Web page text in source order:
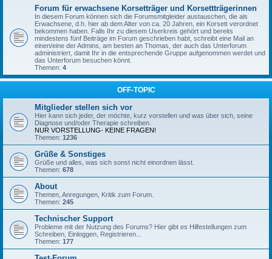
Forum für erwachsene Korsetträger und Korsettträgerinnen
In diesem Forum können sich die Forumsmitgleider austauschen, die als
Erwachsene, d.h. hier ab dem Alter von ca. 20 Jahren, ein Korsett verordnet
bekommen haben. Falls Ihr zu diesem Userkreis gehört und bereits
mindestens fünf Beiträge im Forum geschrieben habt, schreibt eine Mail an
einen/eine der Admins, am besten an Thomas, der auch das Unterforum
administriert, damit Ihr in die entsprechende Gruppe aufgenommen werdet und
das Unterforum besuchen könnt.
Themen: 4
OFF-TOPIC
Mitglieder stellen sich vor
Hier kann sich jeder, der möchte, kurz vorstellen und was über sich, seine
Diagnose und/oder Therapie schreiben.
NUR VORSTELLUNG- KEINE FRAGEN!
Themen: 1236
Grüße & Sonstiges
Grüße und alles, was sich sonst nicht einordnen lässt.
Themen: 678
About
Themen, Anregungen, Kritik zum Forum.
Themen: 245
Technischer Support
Probleme mit der Nutzung des Forums? Hier gibt es Hilfestellungen zum
Schreiben, Einloggen, Registrieren...
Themen: 177